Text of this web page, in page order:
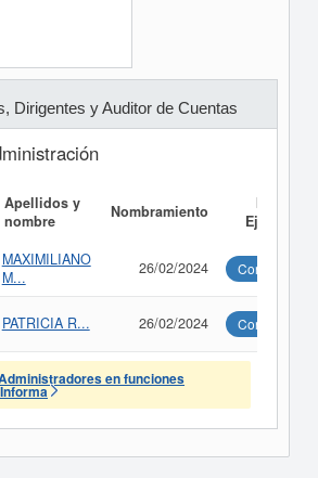
Dirigentes y Auditor de Cuentas
Apellidos y
nombre
Nombramiento
Informe
Ejecutivo
MAXIMILIANO
M...
26/02/2024 Consultar
PATRICIA R... 26/02/2024 Consultar
en funciones